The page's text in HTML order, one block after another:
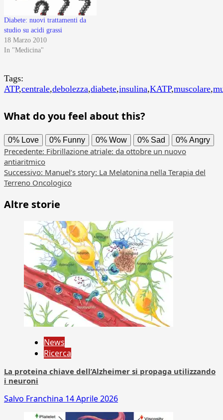
Diabete: nuovi trattamenti da
studio su acidi grassi
18 Marzo 2010
In "Medicina"
Tags:
ATP,centrale,debolezza,diabete,insulina,KATP,muscolare,
What do you feel about this?
0% Love 0% Funny 0% Wow 0% Sad 0% Angry
Navigazione
articolo
Precedente: Fibrillazione atriale: da ottobre un nuovo
antiaritmico
Successivo: Manuel’s story: La Melatonina nella Terapia del
Terreno Oncologico
Altre storie
News
Ricerca
La proteina chiave dell’Alzheimer si propaga utilizzando
i neuroni
Salvo Franchina 14 Aprile 2026